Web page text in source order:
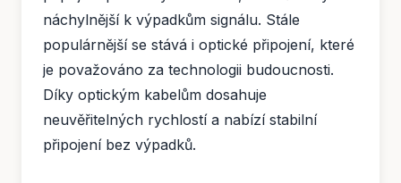
náchylnější k výpadkům signálu. Stále
populárnější se stává i optické připojení, které
je považováno za technologii budoucnosti.
Díky optickým kabelům dosahuje
neuvěřitelných rychlostí a nabízí stabilní
připojení bez výpadků.